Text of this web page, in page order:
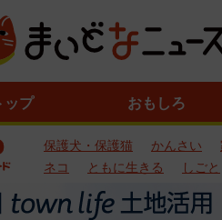
ップ おもしろ
保護犬・保護猫 かんさい
ネコ
ともに生きる しごと